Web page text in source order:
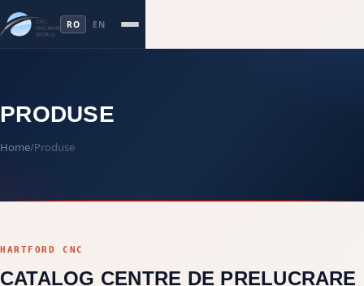
RO EN
PRODUSE
Home/Produse
HARTFORD CNC
CATALOG CENTRE DE PRELUCRARE